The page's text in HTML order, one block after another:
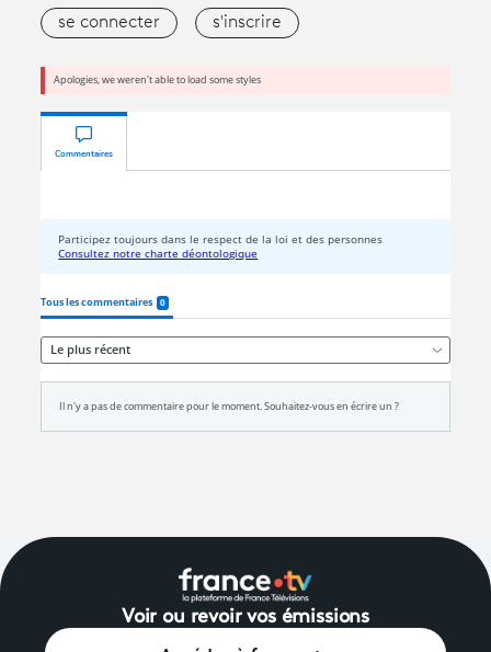
se connecter s'inscrire
Voir ou revoir vos émissions